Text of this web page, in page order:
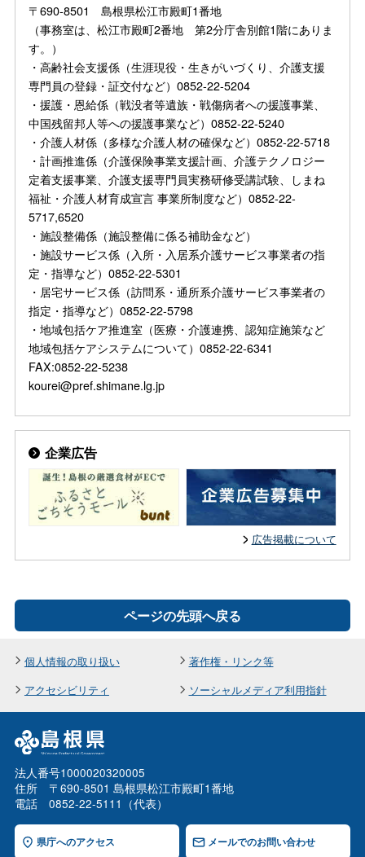
〒690-8501 島根県松江市殿町1番地
（事務室は、松江市殿町2番地 第2分庁舎別館1階にありま
す。）
・高齢社会支援係（生涯現役・生きがいづくり、介護支援
専門員の登録・証交付など）0852-22-5204
・援護・恩給係（戦没者等遺族・戦傷病者への援護事業、
中国残留邦人等への援護事業など）0852-22-5240
・介護人材係（多様な介護人材の確保など）0852-22-5718
・計画推進係（介護保険事業支援計画、介護テクノロジー
定着支援事業、介護支援専門員実務研修受講試験、しまね
福祉・介護人材育成宣言 事業所制度など）0852-22-
5717,6520
・施設整備係（施設整備に係る補助金など）
・施設サービス係（入所・入居系介護サービス事業者の指
定・指導など）0852-22-5301
・居宅サービス係（訪問系・通所系介護サービス事業者の
指定・指導など）0852-22-5798
・地域包括ケア推進室（医療・介護連携、認知症施策など
地域包括ケアシステムについて）0852-22-6341
FAX:0852-22-5238
kourei@pref.shimane.lg.jp
企業広告
広告掲載について
ページの先頭へ戻る
個人情報の取り扱い
著作権・リンク等
アクセシビリティ
ソーシャルメディア利用指針
法人番号1000020320005
住所 〒690-8501 島根県松江市殿町1番地
電話 0852-22-5111（代表）
県庁へのアクセス メールでのお問い合わせ